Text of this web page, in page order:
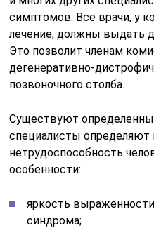
симптомов. Все врачи, у
лечение, должны выдать
Это позволит членам
дегенеративно-
позвоночного столба.
Существуют
специалисты
нетрудоспособность
особенности:
яркость
синдрома;